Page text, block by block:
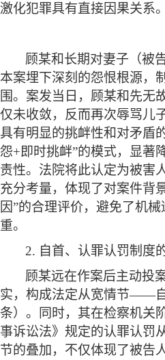
激化犯罪具有直接因果关系
顾某和长期对妻子（被
本案埋下深刻的怨恨根源，
围。案发当日，顾某和先无
仅未收敛，反而再次辱骂儿
具有明显的挑衅性和对矛盾
怨+即时挑衅”的模式，显著
责性。法院将此认定为被害
充分考量，体现了对案件背
因”的合理评价，避免了机
重。
2. 自首、认罪认罚制度
顾某远在作案后主动投
实，构成法定从宽情节——自
条）。同时，其在检察机关
事诉讼法》规定的认罪认罚
节的叠加，不仅体现了被告